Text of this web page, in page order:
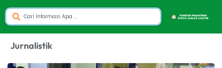
Jurnalistik